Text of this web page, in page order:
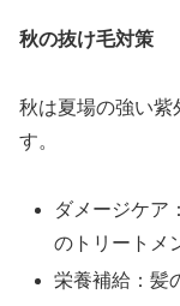
秋の抜け毛対策
秋は夏場の強い紫
す。
ダメージケア
のトリートメ
栄養補給：髪